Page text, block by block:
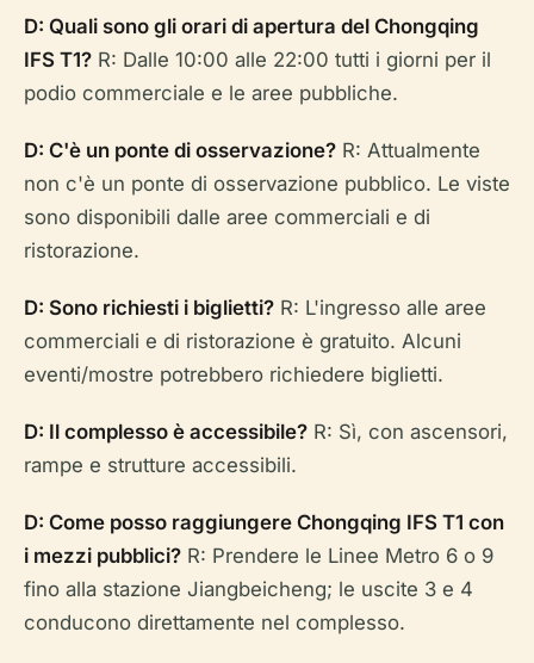
D: Quali sono gli orari di apertura del Chongqing
IFS T1? R: Dalle 10:00 alle 22:00 tutti i giorni per il
podio commerciale e le aree pubbliche.
D: C'è un ponte di osservazione? R: Attualmente
non c'è un ponte di osservazione pubblico. Le viste
sono disponibili dalle aree commerciali e di
ristorazione.
D: Sono richiesti i biglietti? R: L'ingresso alle aree
commerciali e di ristorazione è gratuito. Alcuni
eventi/mostre potrebbero richiedere biglietti.
D: Il complesso è accessibile? R: Sì, con ascensori,
rampe e strutture accessibili.
D: Come posso raggiungere Chongqing IFS T1 con
i mezzi pubblici? R: Prendere le Linee Metro 6 o 9
fino alla stazione Jiangbeicheng; le uscite 3 e 4
conducono direttamente nel complesso.